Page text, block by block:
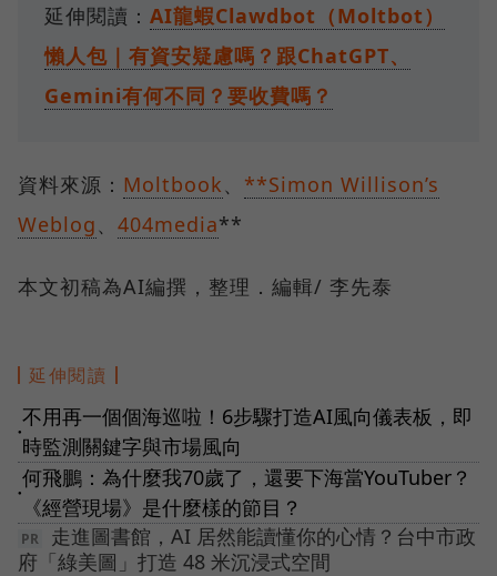
延伸閱讀： AI龍蝦Clawdbot（Moltbot）
懶人包｜有資安疑慮嗎？跟ChatGPT、
Gemini有何不同？要收費嗎？
資料來源： Moltbook
**Simon Willison’s
Weblog
404media**
本文初稿為AI編撰，整理．編輯/ 李先泰
延伸閱讀
●
不用再一個個海巡啦！6步驟打造AI風向儀表板，即
時監測關鍵字與市場風向
●
何飛鵬：為什麼我70歲了，還要下海當YouTuber？
《經營現場》是什麼樣的節目？
走進圖書館，AI 居然能讀懂你的心情？台中市政
府「綠美圖」打造 48 米沉浸式空間